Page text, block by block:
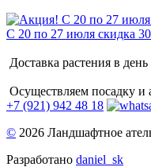
С 20 по 27 июля скидка
Доставка растения в
Осуществляем посадку и
+7 (921) 942 48 18
© 2026 Ландшафтное
Разработано daniel_sk